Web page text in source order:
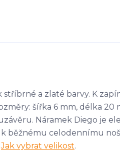
stříbrné a zlaté barvy. K
šířka 6 mm, délka 20
Náramek Diego je
běžnému celodennímu
Jak vybrat velikost.